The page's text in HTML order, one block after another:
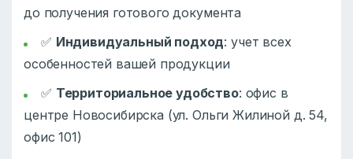
до получения готового документа
✅ Индивидуальный подход: учет всех
особенностей вашей продукции
✅ Территориальное удобство: офис в
центре Новосибирска (ул. Ольги Жилиной д. 54,
офис 101)